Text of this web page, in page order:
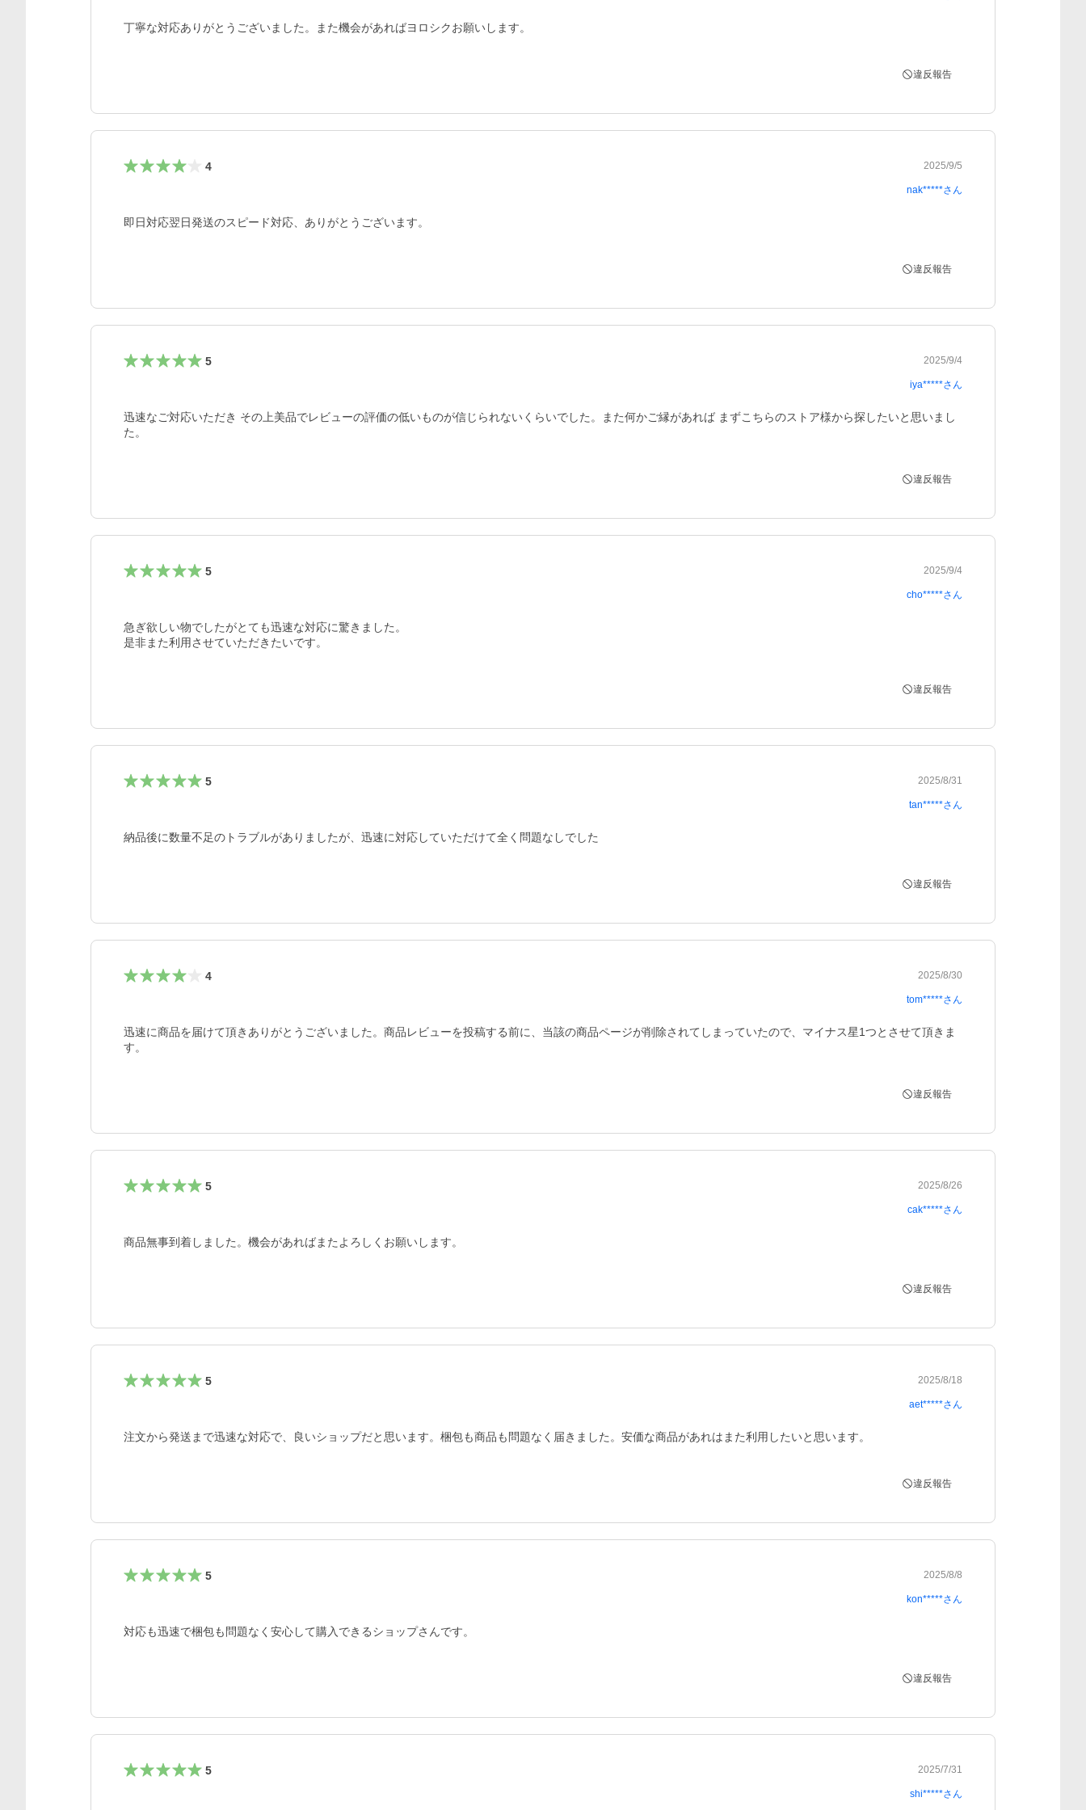
丁寧な対応ありがとうございました。また機会があればヨロシクお願いします。
違反報告
4 2025/9/5
nak*****さん
即日対応翌日発送のスピード対応、ありがとうございます。
違反報告
5 2025/9/4
iya*****さん
迅速なご対応いただき その上美品でレビューの評価の低いものが信じられないくらいでした。また何かご縁があれば まずこちらのストア様から探したいと思いまし
た。
違反報告
5 2025/9/4
cho*****さん
急ぎ欲しい物でしたがとても迅速な対応に驚きました。
是非また利用させていただきたいです。
違反報告
5 2025/8/31
tan*****さん
納品後に数量不足のトラブルがありましたが、迅速に対応していただけて全く問題なしでした
違反報告
4 2025/8/30
tom*****さん
迅速に商品を届けて頂きありがとうございました。商品レビューを投稿する前に、当該の商品ページが削除されてしまっていたので、マイナス星1つとさせて頂きま
す。
違反報告
5 2025/8/26
cak*****さん
商品無事到着しました。機会があればまたよろしくお願いします。
違反報告
5 2025/8/18
aet*****さん
注文から発送まで迅速な対応で、良いショップだと思います。梱包も商品も問題なく届きました。安価な商品があれはまた利用したいと思います。
違反報告
5 2025/8/8
kon*****さん
対応も迅速で梱包も問題なく安心して購入できるショップさんです。
違反報告
5 2025/7/31
shi*****さん